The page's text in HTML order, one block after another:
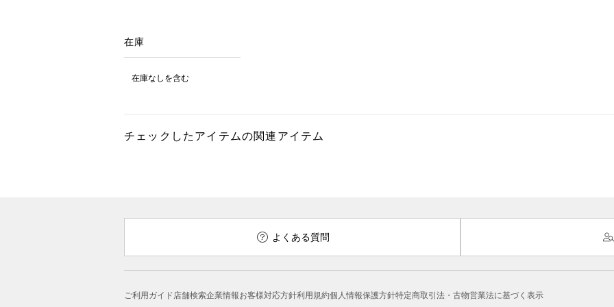
在庫
在庫なしを含む
チェックしたアイテムの関連アイテム
よくある質問
ご利用ガイド店舗検索企業情報お客様対応方針利用規約個人情報保護方針特定商取引法・古物営業法に基づく表示